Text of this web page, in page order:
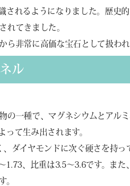
されるようになりました。歴史
れてきました。
ら非常に高価な宝石として扱われ
ル
の一種で、マグネシウムとアル
って生み出されます。
ダイヤモンドに次ぐ硬さを持っ
1.73、比重は3.5～3.6です。また
。